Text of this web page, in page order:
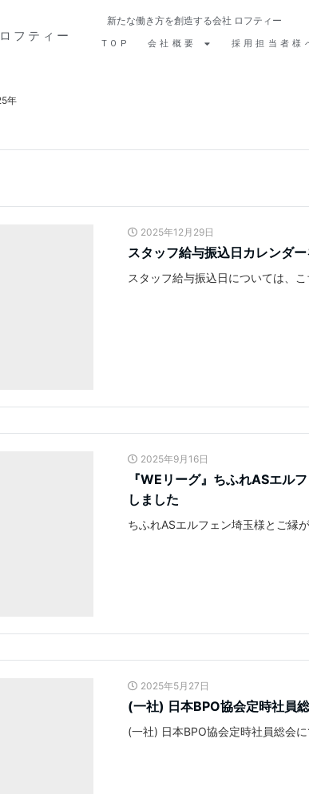
フティー
新たな働き方を創造する会社 ロフティー
TOP 会社概要 採用担当者様
年
2025年12月29日
スタッフ給与振込日カレンダー
スタッフ給与振込日については、
2025年9月16日
『WEリーグ』ちふれASエル
しました
ちふれASエルフェン埼玉様とご縁
2025年5月27日
(一社) 日本BPO協会定時社員
(一社) 日本BPO協会定時社員総会